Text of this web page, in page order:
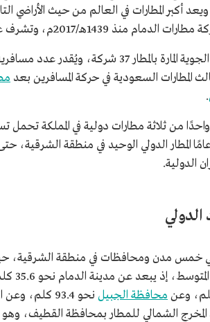
.
من ثلاثة مطارات دولية في المملكة
وظل طوال 13 عامًا المطار الدولي الوحيد في منطقة
الدولي
خمس مدن ومحافظات في منطقة الشرقية،
محافظة الجبيل
المخرج الشمالي للمطار بمحافظة القطيف،